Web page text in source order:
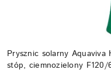
Prysznic solarny
stóp, ciemnozielony